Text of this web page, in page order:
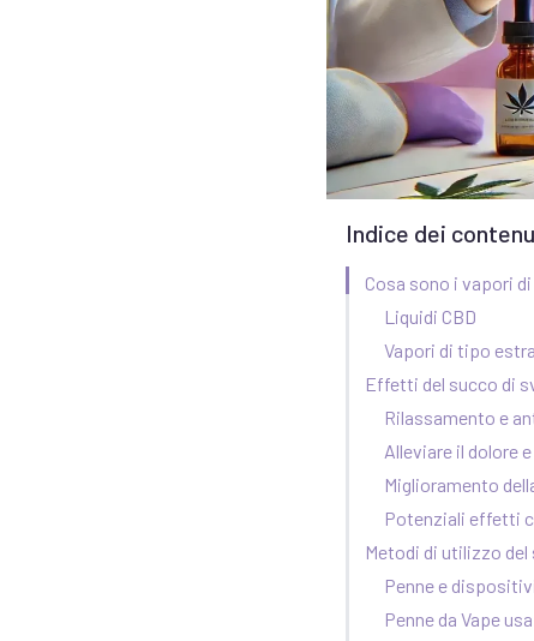
Indice dei
Cosa sono i vapori
Liquidi CBD
Vapori di tipo
Effetti del succo di
Rilassamento e
Alleviare il dolore
Miglioramento
Potenziali effetti
Metodi di utilizzo del
Penne e
Penne da Vape